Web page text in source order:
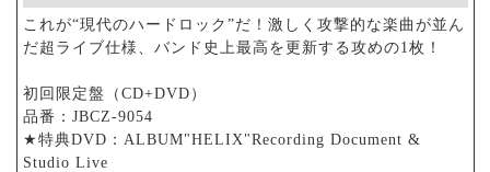
これが“現代のハードロック”だ！激しく攻撃的な楽曲が並ん
だ超ライブ仕様、バンド史上最高を更新する攻めの1枚！
初回限定盤（CD+DVD）
品番：JBCZ-9054
★特典DVD：ALBUM"HELIX"Recording Document &
Studio Live